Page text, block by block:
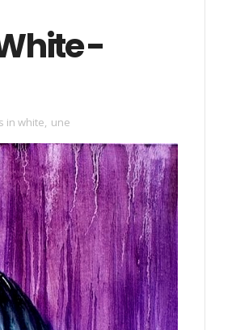
-
in white, une